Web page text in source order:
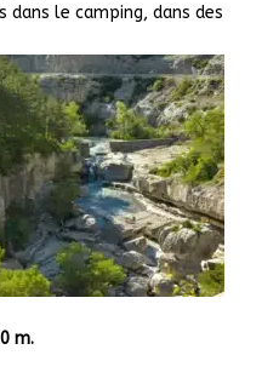
dans le camping, dans des
m.